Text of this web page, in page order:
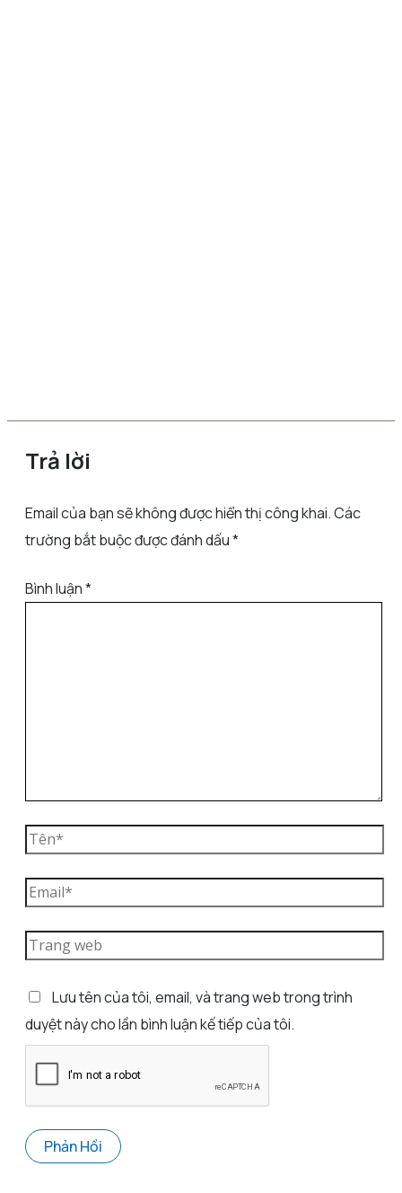
Trả lời
Email của bạn sẽ không được hiển thị công khai.Các
trường bắt buộc được đánh dấu*
Bình luận*
Lưu tên của tôi, email, và trang web trong trình
duyệt này cho lần bình luận kế tiếp của tôi.